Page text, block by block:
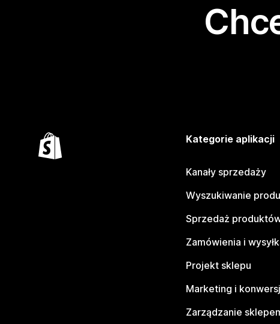
Kategorie aplikacji
Kanały sprzedaży
Wyszukiwanie
Sprzedaż
Zamówienia i
Projekt sklepu
Marketing i
Zarządzanie